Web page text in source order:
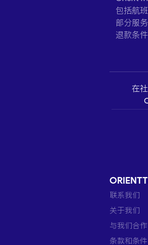
包括航
部分服
退款条件
在
联系我们
关于我们
与我们合作
条款和条件